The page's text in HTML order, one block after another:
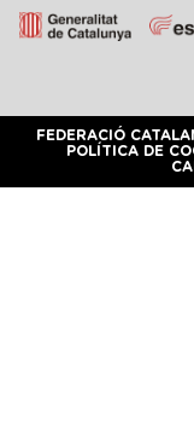
FEDERACIÓ
POLÍTICA DE